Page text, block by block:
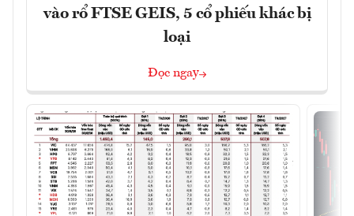
vào rổ FTSE GEIS, 5 cổ phiếu khác bị
loại
Đọc ngay